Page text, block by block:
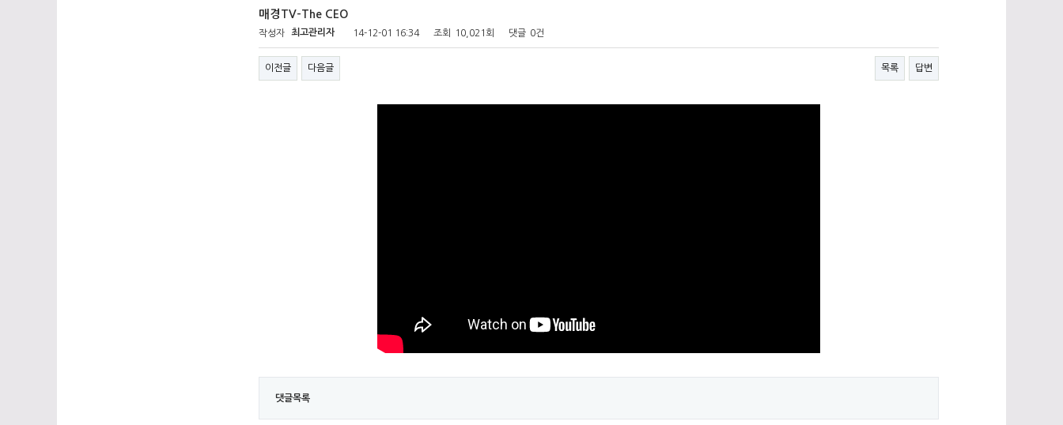
매경TV-The CEO
작성자 최고관리자 14-12-01 16:34 조회 10,021회 댓글 0건
이전글 다음글 목록 답변
댓글목록